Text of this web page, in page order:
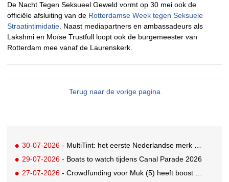
De Nacht Tegen Seksueel Geweld vormt op 30 mei ook de
officiële afsluiting van de Rotterdamse Week tegen Seksuele
Straatintimidatie . Naast mediapartners en ambassadeurs als
Lakshmi en Moïse Trustfull loopt ook de burgemeester van
Rotterdam mee vanaf de Laurenskerk.
Terug naar de vorige pagina
30-07-2026 - MultiTint: het eerste Nederlandse merk voor inclusieve wond- en sportverzorging
29-07-2026 - Boats to watch tijdens Canal Parade 2026
27-07-2026 - Crowdfunding voor Muk (5) heeft boost gekregen door BN'ers